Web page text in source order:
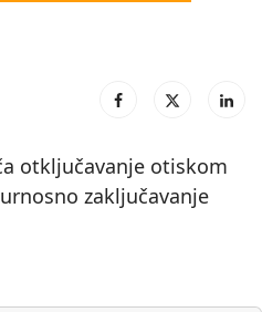
otključavanje otiskom
zaključavanje